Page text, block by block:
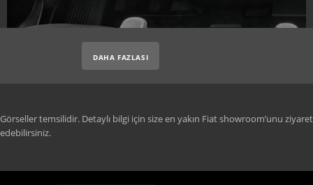
DAHA FAZLASI
Görseller temsilidir. Detaylı bilgi için size en yakın Fiat showroom’unu ziyaret
edebilirsiniz.